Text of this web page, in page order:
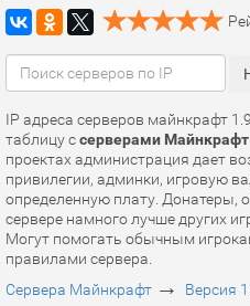
IP адреса серверов майнкрафт
таблицу ссерверами
проектах администрация дает
привилегии, админки, игровую
определенную плату. Донатеры,
сервере намного лучше других
Могут помогать обычным
правилами сервера.
Сервера Майнкрафт → Версия